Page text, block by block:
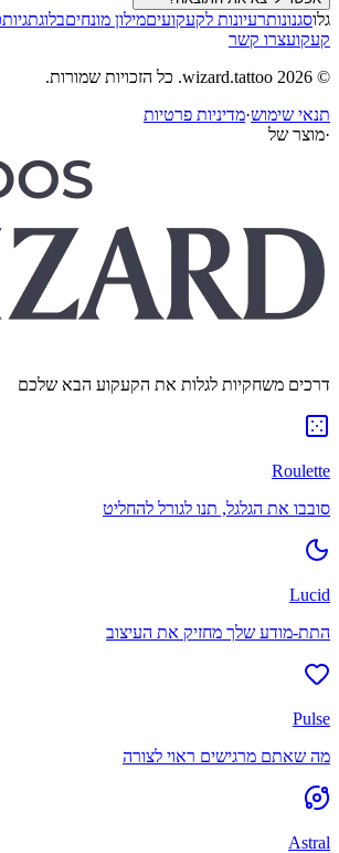
גלוסגנונותרעיונות לקעקועיםמילון מונחיםבלוגתגיות
קעקועצרו קשר
© 2026 wizard.tattoo. כל הזכויות שמורות.
תנאי שימוש·מדיניות פרטיות
מוצר של
דרכים משחקיות לגלות את הקעקוע הבא שלכם
Roulette
סובבו את הגלגל, תנו לגורל להחליט
Lucid
התת-מודע שלך מחזיק את העיצוב
Pulse
מה שאתם מרגישים ראוי לצורה
Astral